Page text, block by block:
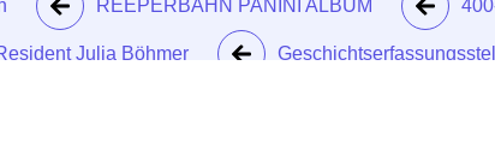
REEPERBAHN PANINI ALBUM
Julia Böhmer